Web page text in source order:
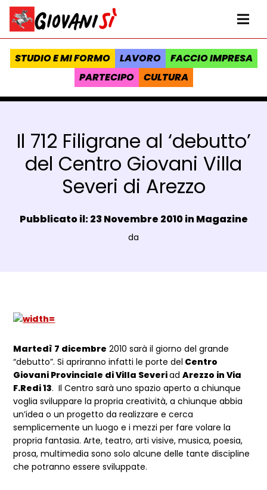
Vai al contenuto
Homepage Giovanisì - Progetto della Regione Toscana
STUDIO E MI FORMO LAVORO
FACCIO IMPRESA
PARTECIPO
CULTURA
Il 712 Filigrane al ‘debutto’
del Centro Giovani Villa
Severi di Arezzo
Data e ora:
Pubblicato il: 23 Novembre 2010 inMagazine
Luogo:
da
Dettagli Post Magazine
Martedì 7 dicembre 2010 sarà il giorno del grande
“debutto”. Si apriranno infatti le porte del Centro
Giovani Provinciale di Villa SeveriadArezzo in Via
F.Redi 13. Il Centro sarà uno spazio aperto a chiunque
voglia sviluppare la propria creatività, a chiunque abbia
un’idea o un progetto da realizzare e cerca
semplicemente un luogo e i mezzi per fare volare la
propria fantasia. Arte, teatro, arti visive, musica, poesia,
prosa, multimedia sono solo alcune delle tante discipline
che potranno essere sviluppate.